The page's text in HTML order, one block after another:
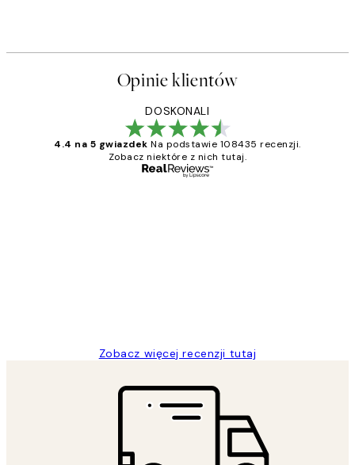
Opinie klientów
DOSKONALI
4.4 na 5 gwiazdek Na podstawie 108435 recenzji.
Zobacz niektóre z nich tutaj.
Zobacz więcej recenzji tutaj